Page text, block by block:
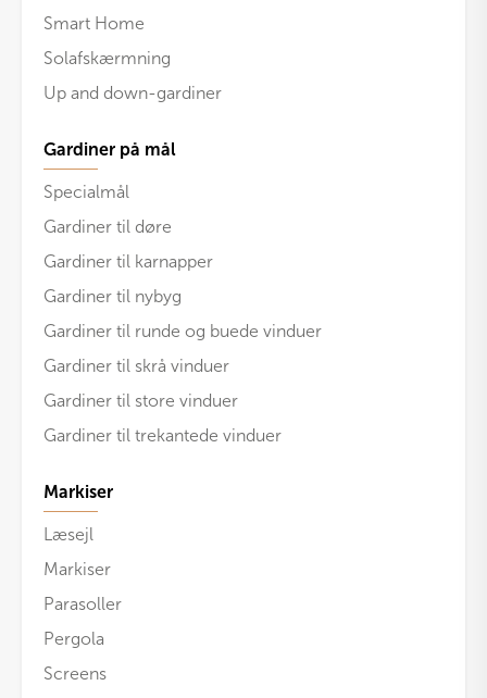
Smart Home
Solafskærmning
Up and down-gardiner
Gardiner på mål
Specialmål
Gardiner til døre
Gardiner til karnapper
Gardiner til nybyg
Gardiner til runde og buede vinduer
Gardiner til skrå vinduer
Gardiner til store vinduer
Gardiner til trekantede vinduer
Markiser
Læsejl
Markiser
Parasoller
Pergola
Screens